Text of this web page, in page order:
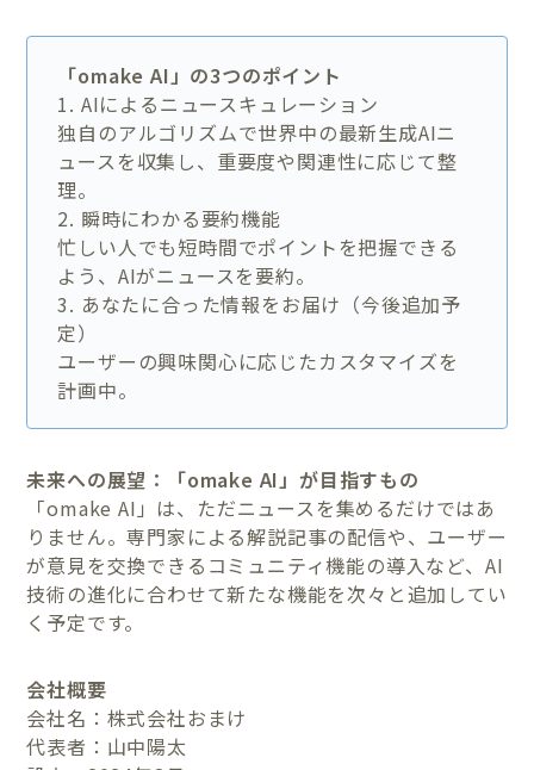
「omake AI」の3つのポイント
1. AIによるニュースキュレーション
独自のアルゴリズムで世界中の最新生成AIニ
ュースを収集し、重要度や関連性に応じて整
理。
2. 瞬時にわかる要約機能
忙しい人でも短時間でポイントを把握できる
よう、AIがニュースを要約。
3. あなたに合った情報をお届け（今後追加予
定）
ユーザーの興味関心に応じたカスタマイズを
計画中。
未来への展望：「omake AI」が目指すもの
「omake AI」は、ただニュースを集めるだけではあ
りません。専門家による解説記事の配信や、ユーザー
が意見を交換できるコミュニティ機能の導入など、AI
技術の進化に合わせて新たな機能を次々と追加してい
く予定です。
会社概要
会社名：株式会社おまけ
代表者：山中陽太